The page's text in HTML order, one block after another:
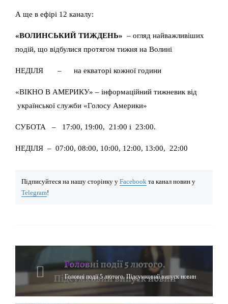
А ще в ефірі 12 каналу:
«ВОЛИНСЬКИЙ ТИЖДЕНЬ» – огляд найважливіших
подій, що відбулися протягом тижня на Волині
НЕДІЛЯ – на екваторі кожної години
«ВІКНО В АМЕРИКУ» – інформаційний тижневик від
української служби «Голосу Америки»
СУБОТА – 17:00, 19:00, 21:00 і 23:00.
НЕДІЛЯ – 07:00, 08:00, 10:00, 12:00, 13:00, 22:00
Підписуйтеся на нашу сторінку у Facebook та канал новин у
Telegram!
Hot News
Головні події 5 лютого. Підсумковий випуск новин